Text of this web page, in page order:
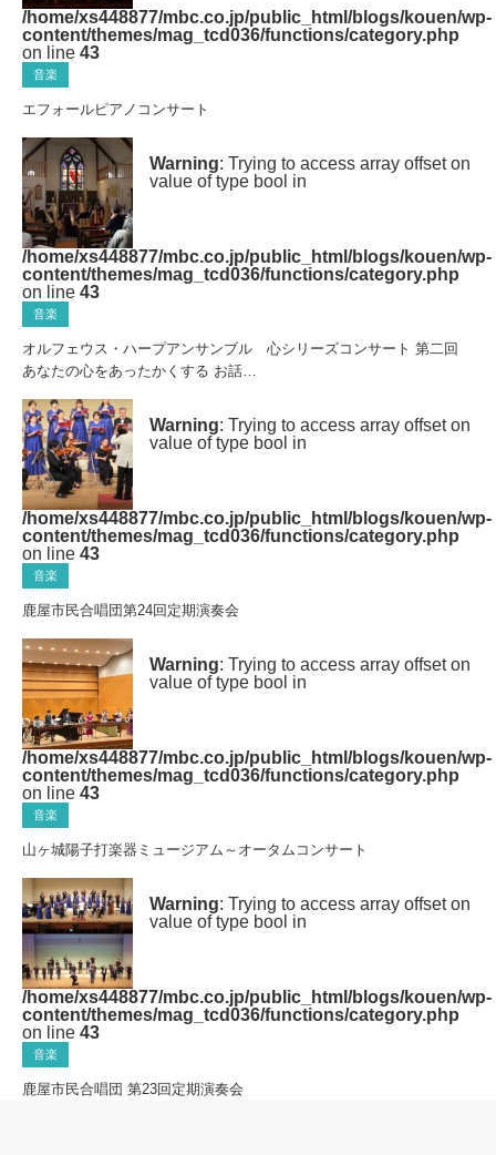
/home/xs448877/mbc.co.jp/public_html/blogs/kouen/wp-
content/themes/mag_tcd036/functions/category.php
on line 43
音楽
エフォールピアノコンサート
Warning: Trying to access array offset on
value of type bool in
/home/xs448877/mbc.co.jp/public_html/blogs/kouen/wp-
content/themes/mag_tcd036/functions/category.php
on line 43
音楽
オルフェウス・ハープアンサンブル 心シリーズコンサート 第二回
あなたの心をあったかくする お話…
Warning: Trying to access array offset on
value of type bool in
/home/xs448877/mbc.co.jp/public_html/blogs/kouen/wp-
content/themes/mag_tcd036/functions/category.php
on line 43
音楽
鹿屋市民合唱団第24回定期演奏会
Warning: Trying to access array offset on
value of type bool in
/home/xs448877/mbc.co.jp/public_html/blogs/kouen/wp-
content/themes/mag_tcd036/functions/category.php
on line 43
音楽
山ヶ城陽子打楽器ミュージアム～オータムコンサート
Warning: Trying to access array offset on
value of type bool in
/home/xs448877/mbc.co.jp/public_html/blogs/kouen/wp-
content/themes/mag_tcd036/functions/category.php
on line 43
音楽
鹿屋市民合唱団 第23回定期演奏会